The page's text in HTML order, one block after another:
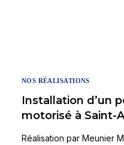
NOS RÉALISATIONS
Installation d’un
motorisé à Saint-
Réalisation par Meunier